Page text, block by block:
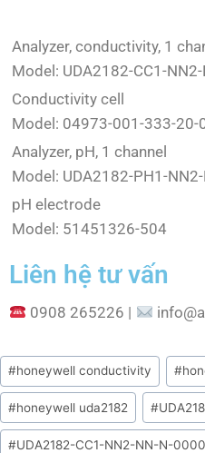
Analyzer, conductivity, 1
Model: UDA2182-CC1-
Conductivity cell
Model: 04973-001-333-20-
Analyzer, pH, 1 channel
Model: UDA2182-PH1-
pH electrode
Model: 51451326-504
Liên hệ tư vấn
0908 265226 |
#honeywell conductivity #
#honeywell uda2182 #
#UDA2182-CC1-NN2-NN-N-